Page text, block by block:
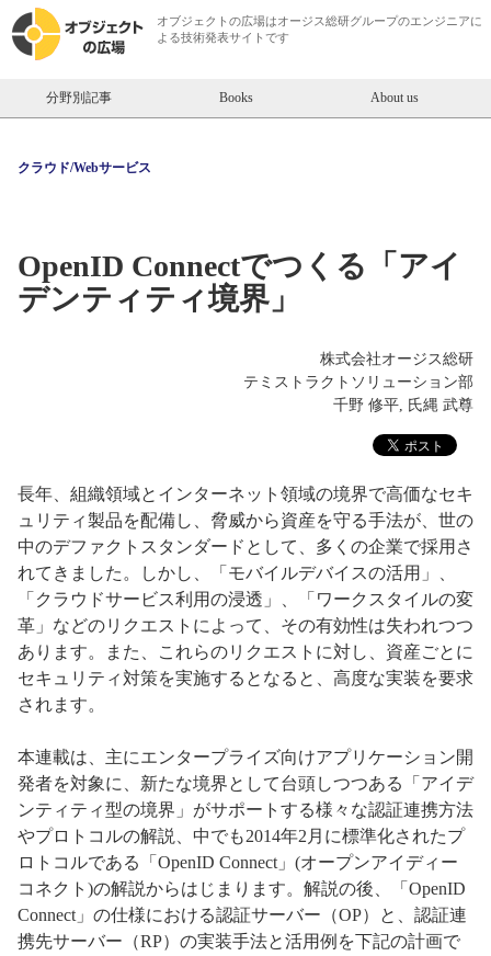
オブジェクトの広場はオージス総研グループのエンジニアに
よる技術発表サイトです
分野別記事 Books About us
クラウド/Webサービス
OpenID Connectでつくる「アイ
デンティティ境界」
株式会社オージス総研
テミストラクトソリューション部
千野 修平, 氏縄 武尊
長年、組織領域とインターネット領域の境界で高価なセキ
ュリティ製品を配備し、脅威から資産を守る手法が、世の
中のデファクトスタンダードとして、多くの企業で採用さ
れてきました。しかし、「モバイルデバイスの活用」、
「クラウドサービス利用の浸透」、「ワークスタイルの変
革」などのリクエストによって、その有効性は失われつつ
あります。また、これらのリクエストに対し、資産ごとに
セキュリティ対策を実施するとなると、高度な実装を要求
されます。
本連載は、主にエンタープライズ向けアプリケーション開
発者を対象に、新たな境界として台頭しつつある「アイデ
ンティティ型の境界」がサポートする様々な認証連携方法
やプロトコルの解説、中でも2014年2月に標準化されたプ
ロトコルである「OpenID Connect」(オープンアイディー
コネクト)の解説からはじまります。解説の後、「OpenID
Connect」の仕様における認証サーバー（OP）と、認証連
携先サーバー（RP）の実装手法と活用例を下記の計画で